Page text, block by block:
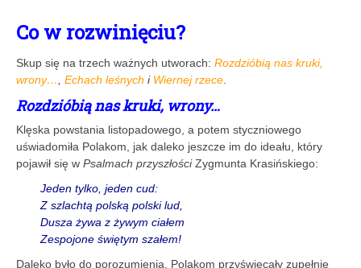
Co w rozwinięciu?
Skup się na trzech ważnych utworach: Rozdzióbią nas kruki,
wrony…
Echach leśnych i Wiernej rzece
Rozdzióbią nas kruki, wrony…
Klęska powstania listopadowego, a potem styczniowego
uświadomiła Polakom, jak daleko jeszcze im do ideału, który
pojawił się w Psalmach przyszłościZygmunta Krasińskiego:
Jeden tylko, jeden cud:
Z szlachtą polską polski lud,
Dusza żywa z żywym ciałem
Zespojone świętym szałem!
Daleko było do porozumienia, Polakom przyświecały zupełnie